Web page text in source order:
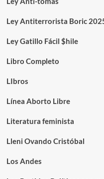
Ley Antiterrorista Boric
Ley Gatillo Fácil $hile
Libro Completo
LIbros
Línea Aborto Libre
Literatura feminista
Lleni Ovando Cristóbal
Los Andes